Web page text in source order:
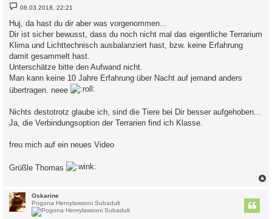
B
e
i
t
r
g
08.03.2018, 22:21
Huj, da hast du dir aber was vorgenommen...
Dir ist sicher bewusst, dass du noch nicht mal das eigentliche Terrarium
Klima und Lichttechnisch ausbalanziert hast, bzw. keine Erfahrung
damit gesammelt hast.
Unterschätze bitte den Aufwand nicht.
Man kann keine 10 Jahre Erfahrung über Nacht auf jemand anders
übertragen. neee
Nichts destotrotz glaube ich, sind die Tiere bei Dir besser aufgehoben...
Ja, die Verbindungsoption der Terrarien find ich Klasse.
freu mich auf ein neues Video
Grüßle Thomas
Oskarine
Pogona Henrylawsoni Subadult